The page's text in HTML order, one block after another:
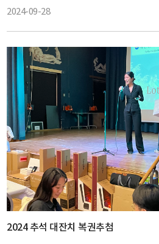
2024-09-28
2024 추석 대잔치 복권추첨